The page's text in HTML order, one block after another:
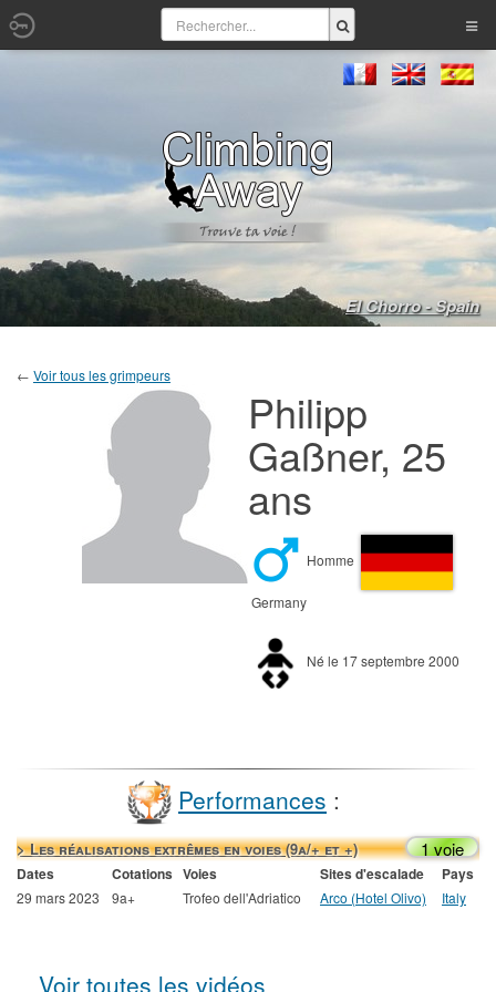
El Chorro - Spain
← Voir tous les grimpeurs
Philipp
Gaßner, 25
ans
Homme
Germany
Né le 17 septembre 2000
Performances :
> Les réalisations extrêmes en voies (9a/+ et +) 1 voie
Dates Cotations Voies Sites d'escalade Pays
29 mars 2023 9a+ Trofeo dell'Adriatico Arco (Hotel Olivo) Italy
Voir toutes les vidéos